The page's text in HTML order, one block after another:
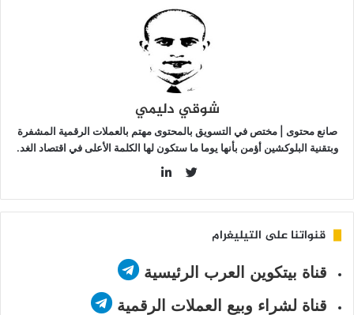
شوقي دليمي
صانع محتوى | مختص في التسويق بالمحتوى مهتم بالعملات الرقمية المشفرة
وبتقنية البلوكشين أؤمن بأنها يوما ما ستكون لها الكلمة الأعلى في اقتصاد الغد.
قنواتنا على التيليغرام
قناة بيتكوين العرب الرئيسية
قناة لشراء وبيع العملات الرقمية